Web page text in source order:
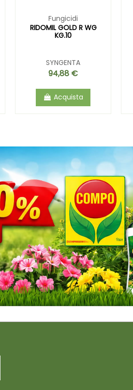
Fungicidi
RIDOMIL GOLD R WG
KG.10
SYNGENTA
94,88 €
Acquista